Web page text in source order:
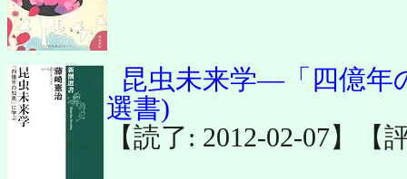
昆虫未来学―「四億年
選書)
【読了: 2012-02-07】【